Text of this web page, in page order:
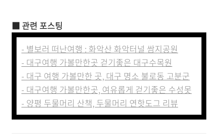
■ 관련 포스팅
- 별보러 떠난여행 : 화악산 화악터널 쌈지공원
- 대구여행 가볼만한곳 걷기좋은 대구수목원
- 대구 여행 가볼만한 곳, 대구 명소 불로동 고분군
- 대구여행 가볼만한곳, 여유롭게 걷기좋은 수성못
- 양평 두물머리 산책, 두물머리 연핫도그 리뷰